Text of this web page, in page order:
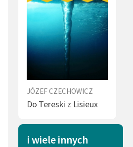
JÓZEF CZECHOWICZ
Do Tereski z Lisieux
i wiele innych